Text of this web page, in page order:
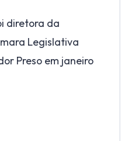
diretora da
Legislativa
Preso em janeiro